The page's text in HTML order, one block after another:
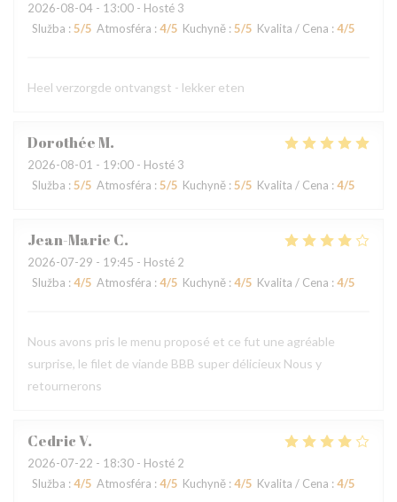
2026-08-04 - 13:00 - Hosté 3
Služba : 5/5 Atmosféra : 4/5 Kuchyně : 5/5 Kvalita / Cena : 4/5
Heel verzorgde ontvangst - lekker eten
DorothéeM
2026-08-01 - 19:00 - Hosté 3
Služba : 5/5 Atmosféra : 5/5 Kuchyně : 5/5 Kvalita / Cena : 4/5
Jean-Marie C
2026-07-29 - 19:45 - Hosté 2
Služba : 4/5 Atmosféra : 4/5 Kuchyně : 4/5 Kvalita / Cena : 4/5
Nous avons pris le menu proposé et ce fut une agréable
surprise, le filet de viande BBB super délicieux Nous y
retournerons
CedricV
2026-07-22 - 18:30 - Hosté 2
Služba : 4/5 Atmosféra : 4/5 Kuchyně : 4/5 Kvalita / Cena : 4/5